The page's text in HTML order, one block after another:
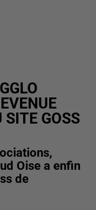
SITE GOSS
Oise a enfin
de